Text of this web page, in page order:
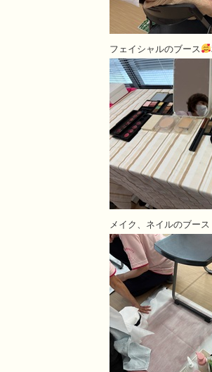
フェイシャルのブース
メイク、ネイルのブース